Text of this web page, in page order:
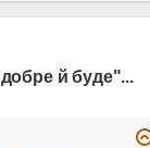
й буде"...